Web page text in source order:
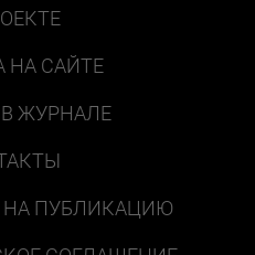
НА САЙТЕ
ЖУРНАЛЕ
НА ПУБЛИКАЦИЮ